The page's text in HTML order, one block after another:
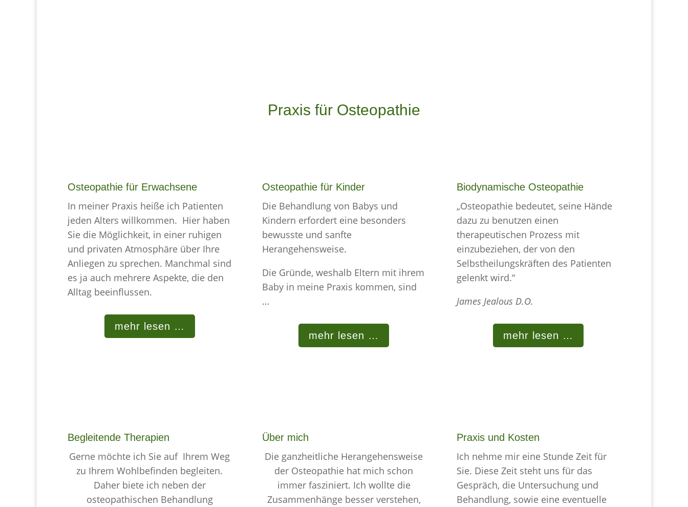
Praxis für Osteopathie
Osteopathie für Erwachsene
In meiner Praxis heiße ich Patienten
jeden Alters willkommen. Hier haben
Sie die Möglichkeit, in einer ruhigen
und privaten Atmosphäre über Ihre
Anliegen zu sprechen. Manchmal sind
es ja auch mehrere Aspekte, die den
Alltag beeinflussen.
mehr lesen …
Osteopathie für Kinder
Die Behandlung von Babys und
Kindern erfordert eine besonders
bewusste und sanfte
Herangehensweise.
Die Gründe, weshalb Eltern mit ihrem
Baby in meine Praxis kommen, sind
…
mehr lesen …
Biodynamische Osteopathie
„Osteopathie bedeutet, seine Hände
dazu zu benutzen einen
therapeutischen Prozess mit
einzubeziehen, der von den
Selbstheilungskräften des Patienten
gelenkt wird.“
James Jealous D.O.
mehr lesen …
Begleitende Therapien
Gerne möchte ich Sie auf Ihrem Weg
zu Ihrem Wohlbefinden begleiten.
Daher biete ich neben der
osteopathischen Behandlung
Über mich
Die ganzheitliche Herangehensweise
der Osteopathie hat mich schon
immer fasziniert. Ich wollte die
Zusammenhänge besser verstehen,
Praxis und Kosten
Ich nehme mir eine Stunde Zeit für
Sie. Diese Zeit steht uns für das
Gespräch, die Untersuchung und
Behandlung, sowie eine eventuelle